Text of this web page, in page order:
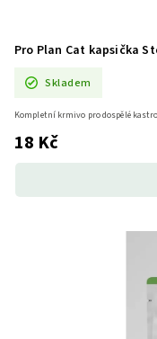
Pro Plan Cat kapsička
Skladem
18 Kč
Kompletní krmivo pro dospělé